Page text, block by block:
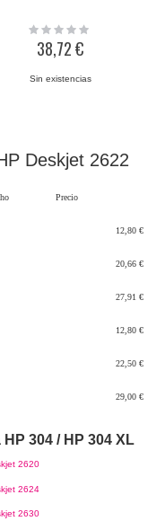
Rating:
38,72 €
Sin existencias
Deskjet 2622
Precio
12,80 €
20,66 €
27,91 €
12,80 €
22,50 €
29,00 €
304 / HP 304 XL
2620
2624
2630